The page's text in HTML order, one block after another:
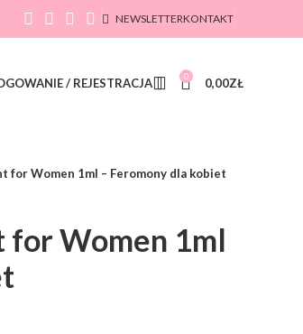
NEWSLETTERKONTAKT
/ REJESTRACJA 0 0,00ZŁ
for Women 1ml – Feromony dla kobiet
for Women 1ml